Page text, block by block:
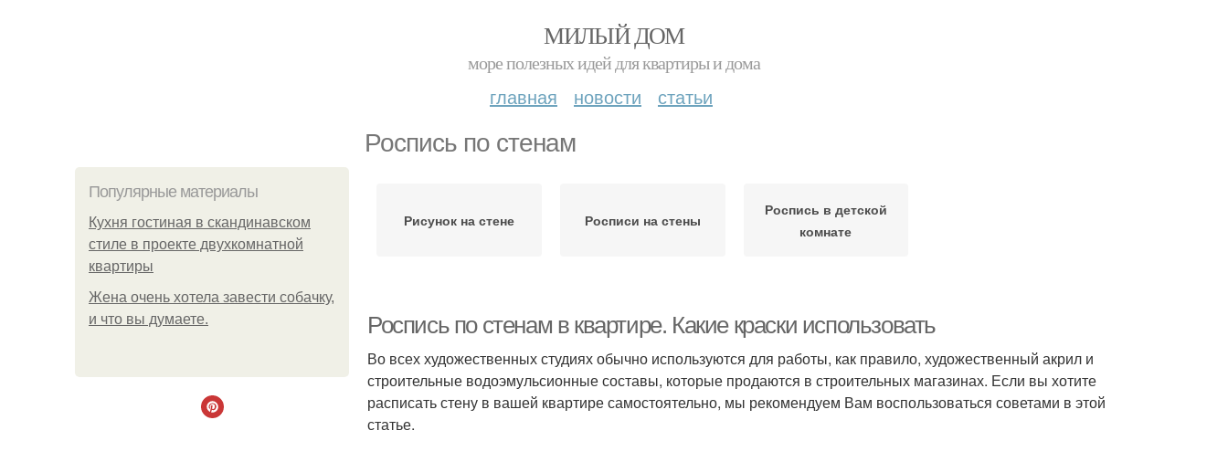
МИЛЫЙ ДОМ
море полезных идей для квартиры и дома
главная новости статьи
Роспись по стенам
Популярные материалы
Кухня гостиная в скандинавском
стиле в проекте двухкомнатной
квартиры
Жена очень хотела завести собачку,
и что вы думаете.
Рисунок на стене Росписи на стены
Роспись в детской
комнате
Роспись по стенам в квартире. Какие краски использовать
Во всех художественных студиях обычно используются для работы, как правило, художественный акрил и
строительные водоэмульсионные составы, которые продаются в строительных магазинах. Если вы хотите
расписать стену в вашей квартире самостоятельно, мы рекомендуем Вам воспользоваться советами в этой
статье.